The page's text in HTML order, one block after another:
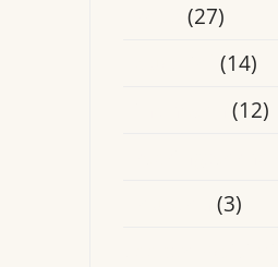
(27)
(14)
(12)
(3)